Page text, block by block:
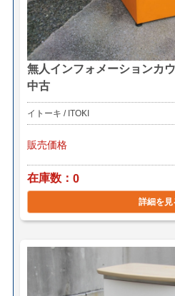
無人インフォメーション
中古
イトーキ / ITOKI
販売価格
在庫数 0
詳細を見